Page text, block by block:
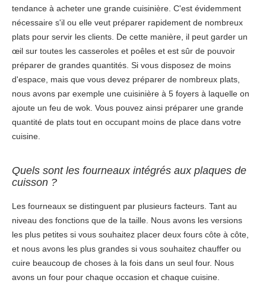
tendance à acheter une grande cuisinière. C'est évidemment
nécessaire s'il ou elle veut préparer rapidement de nombreux
plats pour servir les clients. De cette manière, il peut garder un
œil sur toutes les casseroles et poêles et est sûr de pouvoir
préparer de grandes quantités. Si vous disposez de moins
d'espace, mais que vous devez préparer de nombreux plats,
nous avons par exemple une cuisinière à 5 foyers à laquelle on
ajoute un feu de wok. Vous pouvez ainsi préparer une grande
quantité de plats tout en occupant moins de place dans votre
cuisine.
Quels sont les fourneaux intégrés aux plaques de
cuisson ?
Les fourneaux se distinguent par plusieurs facteurs. Tant au
niveau des fonctions que de la taille. Nous avons les versions
les plus petites si vous souhaitez placer deux fours côte à côte,
et nous avons les plus grandes si vous souhaitez chauffer ou
cuire beaucoup de choses à la fois dans un seul four. Nous
avons un four pour chaque occasion et chaque cuisine.